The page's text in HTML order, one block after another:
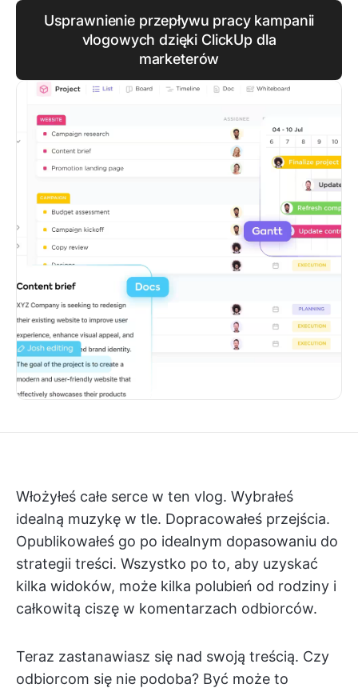
Usprawnienie przepływu pracy kampanii
vlogowych dzięki ClickUp dla
marketerów
Włożyłeś całe serce w ten vlog. Wybrałeś
idealną muzykę w tle. Dopracowałeś przejścia.
Opublikowałeś go po idealnym dopasowaniu do
strategii treści. Wszystko po to, aby uzyskać
kilka widoków, może kilka polubień od rodziny i
całkowitą ciszę w komentarzach odbiorców.
Teraz zastanawiasz się nad swoją treścią. Czy
odbiorcom się nie podoba? Być może to